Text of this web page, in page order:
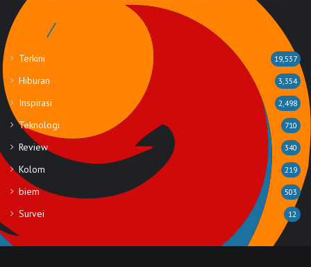
Rubrik
Terkini 19,537
Hiburan 3,354
Inspirasi 2,498
Teknologi 710
Review 340
Kolom 219
biem 503
Survei 12